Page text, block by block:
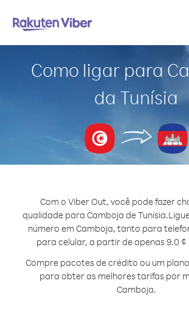
Como ligar para
da Tunísia
Com o Viber Out, você pode fazer
qualidade para Camboja de Tunísia.
número em Camboja, tanto para
para celular, a partir de apenas 9.0
Compre pacotes de crédito ou um
para obter as melhores tarifas por
Camboja.